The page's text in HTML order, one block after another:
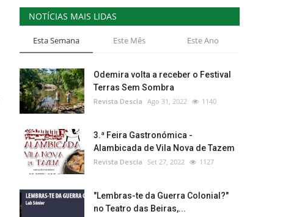
NOTÍCIAS MAIS LIDAS
Esta Semana Este Mês Este Ano
Odemira volta a receber o Festival
Terras Sem Sombra
Revista Descla Ago 31, 2022 1140
3.ª Feira Gastronómica -
Alambicada de Vila Nova de Tazem
Revista Descla Set 27, 2022 1127
"Lembras-te da Guerra Colonial?"
no Teatro das Beiras,...